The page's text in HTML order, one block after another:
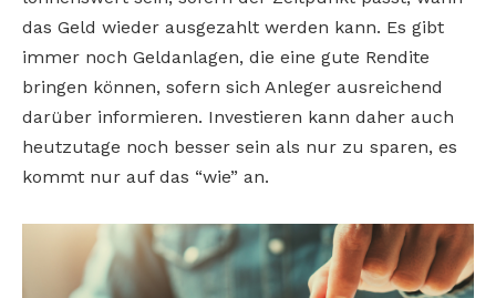
das Geld wieder ausgezahlt werden kann. Es gibt
immer noch Geldanlagen, die eine gute Rendite
bringen können, sofern sich Anleger ausreichend
darüber informieren. Investieren kann daher auch
heutzutage noch besser sein als nur zu sparen, es
kommt nur auf das “wie” an.